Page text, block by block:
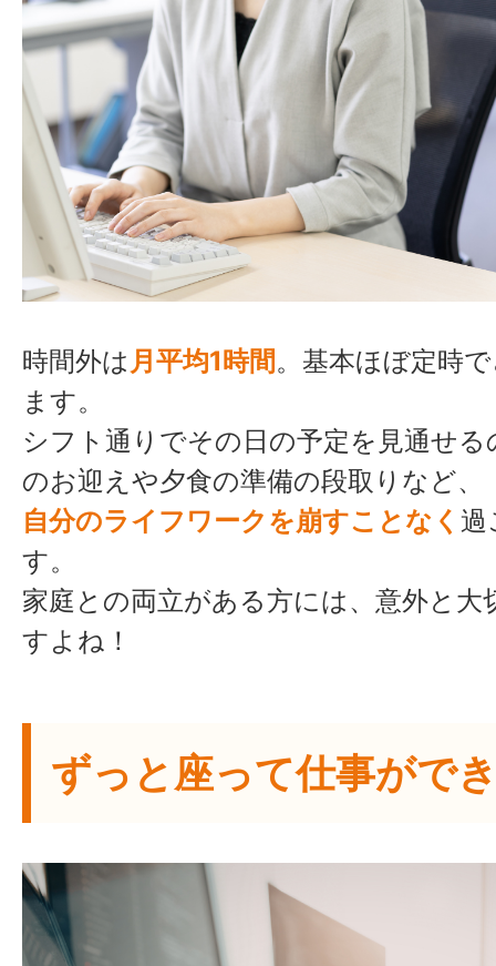
時間外は 月平均1時間。基本ほぼ定時
ます。
シフト通りでその日の予定を見通せ
のお迎えや夕食の準備の段取りなど、
自分のライフワークを崩すことなく 過
す。
家庭との両立がある方には、意外と大
すよね！
ずっと座って仕事がで